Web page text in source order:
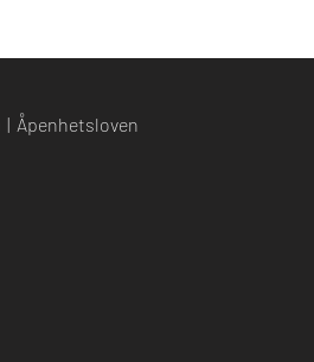
| Åpenhetsloven